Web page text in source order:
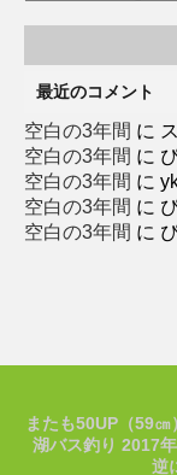
リ
ー最近のコメント
空白の3年間 に
空白の3年間 に
空白の3年間 に
空白の3年間 に
空白の3年間 に
またも50UP（59
湖バス釣り 2017
逆